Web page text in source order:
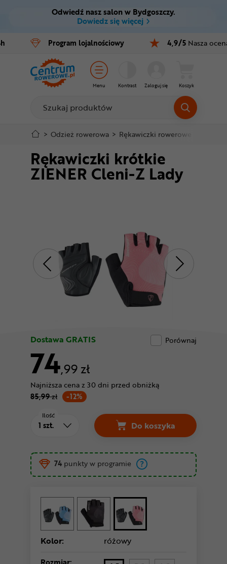
Ctrl M
Menu główne
Informacje o produkcie
Do koszyka
Szczegółowe informacje
Stopka
Odwiedź nasz salon w Bydgoszczy.
Dowiedz się więcej
Program lojalnościowy 4,9/5 Nasza
Menu Kontrast Zaloguj się Koszyk
Rowery
E-bike
Części
Akcesoria
Odzież
Kaski
Buty
Nowości
Superoferta
> Odzież rowerowa > Rękawiczki rowerowe
Rękawiczki krótkie
ZIENER Cleni-Z Lady
Dostawa GRATIS Porównaj
74,99 zł
-12%
Najniższa cena z 30 dni przed obniżką
85,99zł
Ilość
Do koszyka
Rękawiczki krótkie
74 punkty w programie
Kolor: różowy